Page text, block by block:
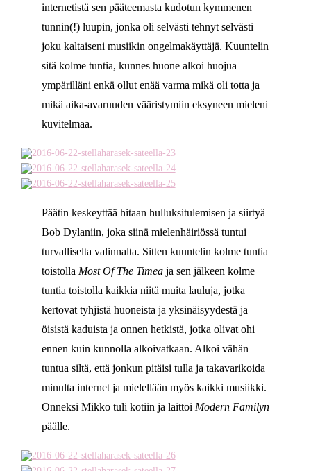
internetistä sen pääteemasta kudotun kymmenen
tunnin(!) luupin, jonka oli selvästi tehnyt selvästi
joku kaltaiseni musiikin ongelmakäyttäjä. Kuuntelin
sitä kolme tuntia, kunnes huone alkoi huojua
ympärilläni enkä ollut enää varma mikä oli totta ja
mikä aika-avaruuden vääristymiin eksyneen mieleni
kuvitelmaa.
Päätin keskeyttää hitaan hulluksitulemisen ja siirtyä
Bob Dylaniin, joka siinä mielenhäiriössä tuntui
turvalliselta valinnalta. Sitten kuuntelin kolme tuntia
toistolla Most Of The Timeaja sen jälkeen kolme
tuntia toistolla kaikkia niitä muita lauluja, jotka
kertovat tyhjistä huoneista ja yksinäisyydestä ja
öisistä kaduista ja onnen hetkistä, jotka olivat ohi
ennen kuin kunnolla alkoivatkaan. Alkoi vähän
tuntua siltä, että jonkun pitäisi tulla ja takavarikoida
minulta internet ja mielellään myös kaikki musiikki.
Onneksi Mikko tuli kotiin ja laittoi Modern Familyn
päälle.